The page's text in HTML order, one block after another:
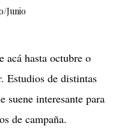
Junio
acá hasta octubre o
Estudios de distintas
suene interesante para
de campaña.